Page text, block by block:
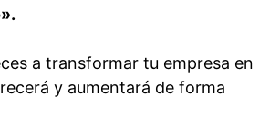
a transformar tu empresa en
y aumentará de forma